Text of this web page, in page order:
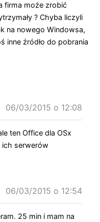
firma może zrobić
? Chyba liczyli
na nowego Windowsa,
inne źródło do pobrania
06/03/2015 o 12:08
ten Office dla OSx
ich serwerów
06/03/2015 o 12:54
25 min i mam na